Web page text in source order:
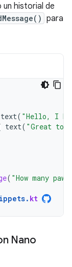
historial de
para
text( "Hello, I
text( "Great to
( "How many
. kt
Nano